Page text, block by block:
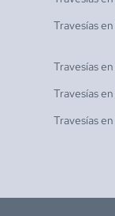
Travesías en
Travesías en
Travesías en
Travesías en